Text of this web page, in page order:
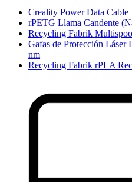
Creality Power Data Cable
rPETG Llama Candente
Recycling Fabrik
Gafas de Protección Láser
nm
Recycling Fabrik rPLA